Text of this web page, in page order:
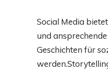
Social Media
und
Geschichten für